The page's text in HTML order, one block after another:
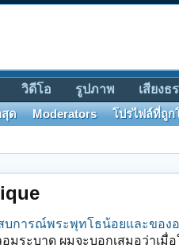
การณ์พระพุทโธน้อยและของ
มระบาด ผมจะบอกเสมอว่าเ
วิดีโอ รูปภาพ เสียงธ
สุด Moderators โปรไฟล์ที่ถู